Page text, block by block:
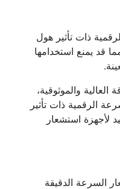
ذات تأثير هول
قد يمنع استخدامها
والموثوقية،
الرقمية ذات تأثير
لأجهزة استشعار
السرعة الدقيقة